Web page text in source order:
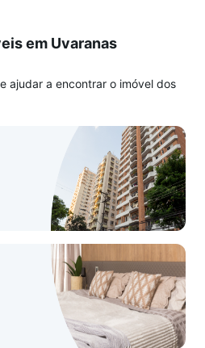
de ar condicionado;
e sacada gourmet com
de interferência.
em Uvaranas
ajudar a encontrar o imóvel dos